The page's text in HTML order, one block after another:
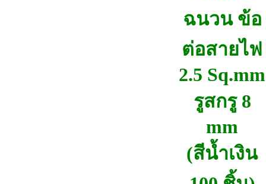
ฉนวน ข้อ
ต่อสายไฟ
2.5 Sq.mm
รูสกรู 8
mm
(สีน้ำเงิน